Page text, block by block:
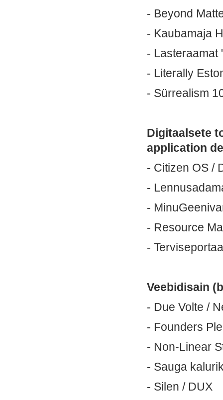
- Beyond
- Kaubamaja
- Lasteraamat
- Literally
- Sürrealism
Digitaalsete
application
- Citizen OS /
-
-
- Resource
-
Veebidisain
- Due Volte /
- Founders
- Non-Linear
- Sauga
- Silen / DUX